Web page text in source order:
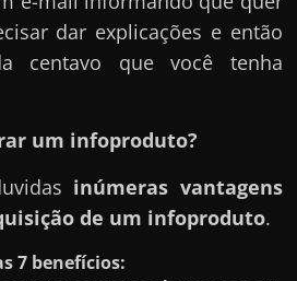
dar explicações e então
centavo que você tenha
um infoproduto?
inúmeras vantagens
de um infoproduto.
7 benefícios: